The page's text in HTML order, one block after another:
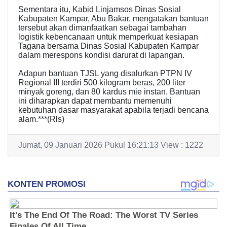
Sementara itu, Kabid Linjamsos Dinas Sosial
Kabupaten Kampar, Abu Bakar, mengatakan bantuan
tersebut akan dimanfaatkan sebagai tambahan
logistik kebencanaan untuk memperkuat kesiapan
Tagana bersama Dinas Sosial Kabupaten Kampar
dalam merespons kondisi darurat di lapangan.
Adapun bantuan TJSL yang disalurkan PTPN IV
Regional III terdiri 500 kilogram beras, 200 liter
minyak goreng, dan 80 kardus mie instan. Bantuan
ini diharapkan dapat membantu memenuhi
kebutuhan dasar masyarakat apabila terjadi bencana
alam.***(Rls)
Jumat, 09 Januari 2026 Pukul 16:21:13 View : 1222